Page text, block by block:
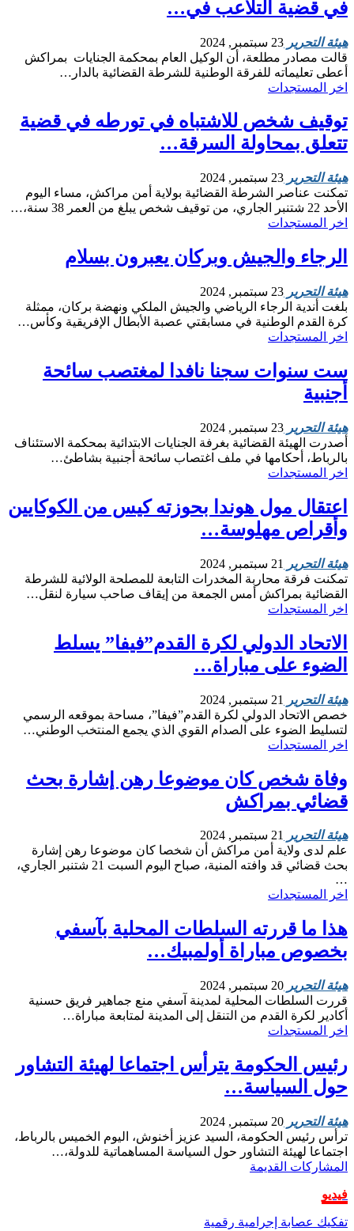
في قضية التلاعب في…
هيئة التحرير 23 سبتمبر, 2024
قالت مصادر مطلعة، أن الوكيل العام بمحكمة الجنايات بمراكش
أعطى تعليماته للفرقة الوطنية للشرطة القضائية بالدار…
اخر المستجدات
توقيف شخص للاشتباه في تورطه في قضية
تتعلق بمحاولة السرقة…
هيئة التحرير 23 سبتمبر, 2024
تمكنت عناصر الشرطة القضائية بولاية أمن مراكش، مساء اليوم
الأحد 22 شتنبر الجاري، من توقيف شخص يبلغ من العمر 38 سنة،…
اخر المستجدات
الرجاء والجيش وبركان يعبرون بسلام
هيئة التحرير 23 سبتمبر, 2024
بلغت أندية الرجاء الرياضي والجيش الملكي ونهضة بركان، ممثلة
كرة القدم الوطنية في مسابقتي عصبة الأبطال الإفريقية وكأس…
اخر المستجدات
ست سنوات سجنا نافدا لمغتصب سائحة
أجنبية
هيئة التحرير 23 سبتمبر, 2024
أصدرت الهيئة القضائية بغرفة الجنايات الابتدائية بمحكمة الاستئناف
بالرباط، أحكامها في ملف اغتصاب سائحة أجنبية بشاطئ…
اخر المستجدات
اعتقال مول هوندا بحوزته كيس من الكوكايين
وأقراص مهلوسة…
هيئة التحرير
21 سبتمبر, 2024
تمكنت فرقة محاربة المخدرات التابعة للمصلحة الولائية للشرطة
القضائية بمراكش أمس الجمعة من إيقاف صاحب سيارة لنقل…
اخر المستجدات
الاتحاد الدولي لكرة القدم”فيفا” يسلط
الضوء على مباراة…
هيئة التحرير
21 سبتمبر, 2024
خصص الاتحاد الدولي لكرة القدم”فيفا”، مساحة بموقعه الرسمي
لتسليط الضوء على الصدام القوي الذي يجمع المنتخب الوطني…
اخر المستجدات
وفاة شخص كان موضوعا رهن إشارة بحث
قضائي بمراكش
هيئة التحرير 21 سبتمبر, 2024
علم لدى ولاية أمن مراكش أن شخصا كان موضوعا رهن إشارة
بحث قضائي قد وافته المنية، صباح اليوم السبت 21 شتنبر الجاري،
…
اخر المستجدات
هذا ما قررته السلطات المحلية بآسفي
بخصوص مباراة أولمبيك…
هيئة التحرير 20 سبتمبر, 2024
قررت السلطات المحلية لمدينة آسفي منع جماهير فريق حسنية
أكادير لكرة القدم من التنقل إلى المدينة لمتابعة مباراة…
اخر المستجدات
رئيس الحكومة يترأس اجتماعا لهيئة التشاور
حول السياسة…
هيئة التحرير 20 سبتمبر, 2024
ترأس رئيس الحكومة، السيد عزيز أخنوش، اليوم الخميس بالرباط،
اجتماعا لهيئة التشاور حول السياسة المساهماتية للدولة،…
المشاركات القديمة
فيديو
تفكيك عصابة إجرامية رقمية